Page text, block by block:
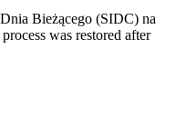
Bieżącego (SIDC) na
was restored after